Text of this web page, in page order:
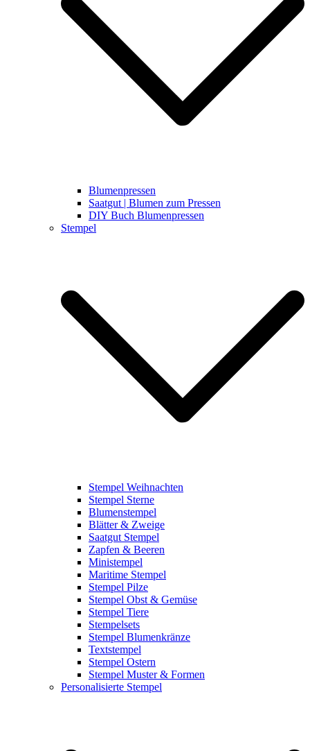
Blumenpressen
Saatgut | Blumen zum Pressen
DIY Buch Blumenpressen
Stempel
Stempel Weihnachten
Stempel Sterne
Blumenstempel
Blätter & Zweige
Saatgut Stempel
Zapfen & Beeren
Ministempel
Maritime Stempel
Stempel Pilze
Stempel Obst & Gemüse
Stempel Tiere
Stempelsets
Stempel Blumenkränze
Textstempel
Stempel Ostern
Stempel Muster & Formen
Personalisierte Stempel